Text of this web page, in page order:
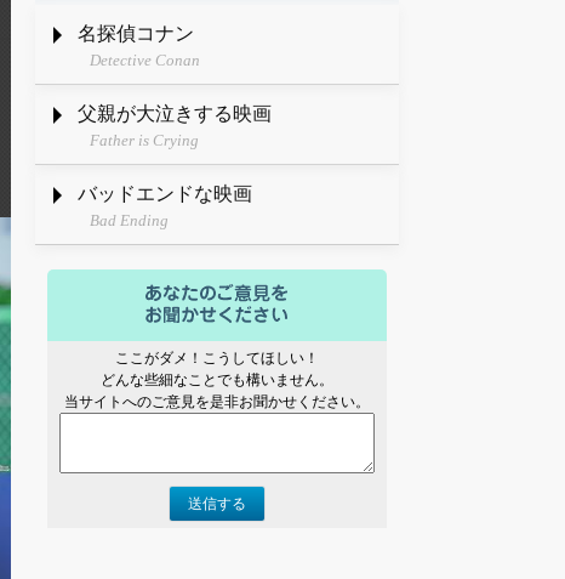
名探偵コナン
Detective Conan
父親が大泣きする映画
Father is Crying
バッドエンドな映画
Bad Ending
ここがダメ！こうしてほしい！
どんな些細なことでも構いません。
当サイトへのご意見を是非お聞かせください。
送信する